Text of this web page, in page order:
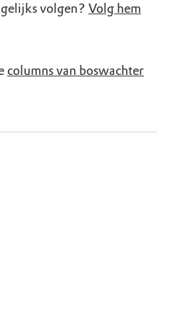
volgen? Volg hem
columns van boswachter